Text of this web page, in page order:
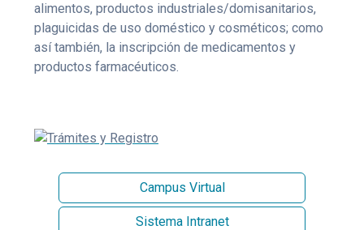
alimentos, productos industriales/domisanitarios,
plaguicidas de uso doméstico y cosméticos; como
así también, la inscripción de medicamentos y
productos farmacéuticos.
Campus Virtual
Sistema Intranet